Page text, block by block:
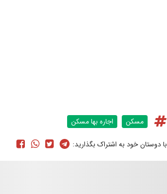
مسکن اجاره بها مسکن
با دوستان خود به اشتراک بگذارید: